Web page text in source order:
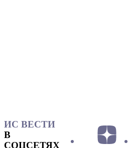
ИС ВЕСТИ
В
СОЦСЕТЯХ